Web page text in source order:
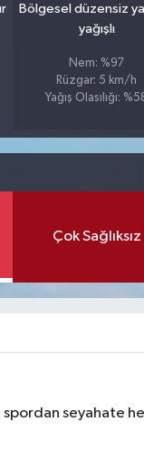
Bölgesel düzensiz
yağışlı
Nem: %97
Rüzgar: 5 km/h
Yağış Olasılığı:
Çok Sağlıksız
seyahate